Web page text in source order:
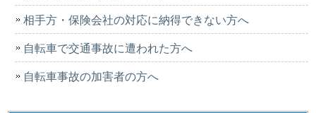
相手方・保険会社の対応に納得できない方へ
自転車で交通事故に遭われた方へ
自転車事故の加害者の方へ